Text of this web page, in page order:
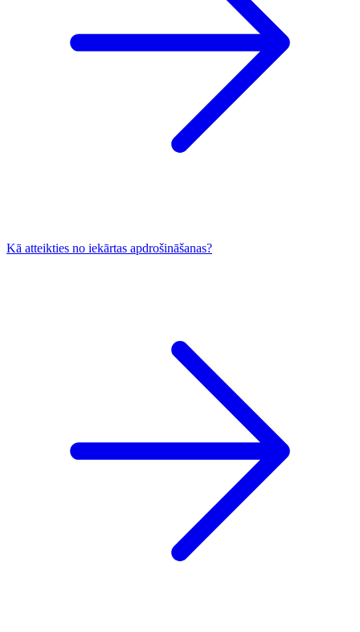
Kā atteikties no iekārtas apdrošināšanas?